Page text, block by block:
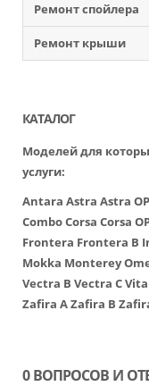
Ремонт спойлера
Ремонт крыши
КАТАЛОГ
Моделей для
услуги:
Antara Astra Astra
ComboCorsa Corsa
Frontera Frontera B
Mokka Monterey
Vectra B Vectra CVita
Zafira AZafira B
0 ВОПРОСОВ И